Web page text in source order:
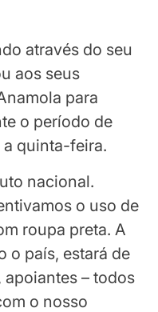
através do seu
aos seus
para
o período de
quinta-feira.
nacional.
o uso de
roupa preta. A
o país, estará de
apoiantes – todos
o nosso